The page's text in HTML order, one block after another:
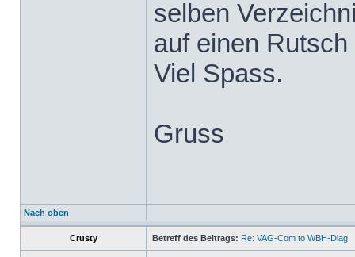
selben
auf einen
Viel Spass.
Gruss
Nach oben
Crusty Betreff des Beitrags: Re: VAG-Com to WBH-Diag